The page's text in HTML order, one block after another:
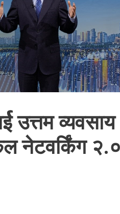
उत्तम
नेटवर्किंग